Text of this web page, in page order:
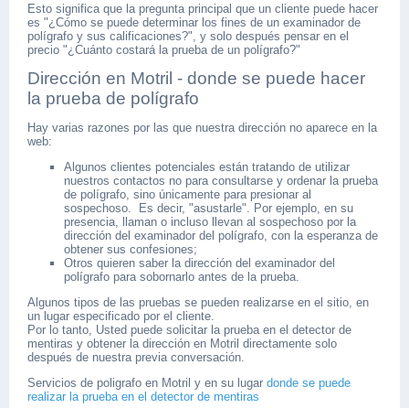
Esto significa que la pregunta principal que un cliente puede hacer
es "¿Cómo se puede determinar los fines de un examinador de
polígrafo y sus calificaciones?", y solo después pensar en el
precio "¿Cuánto costará la prueba de un polígrafo?"
Dirección en Motril - donde se puede hacer
la prueba de polígrafo
Hay varias razones por las que nuestra dirección no aparece en la
web:
Algunos clientes potenciales están tratando de utilizar
nuestros contactos no para consultarse y ordenar la prueba
de polígrafo, sino únicamente para presionar al
sospechoso. Es decir, "asustarle". Por ejemplo, en su
presencia, llaman o incluso llevan al sospechoso por la
dirección del examinador del polígrafo, con la esperanza de
obtener sus confesiones;
Otros quieren saber la dirección del examinador del
polígrafo para sobornarlo antes de la prueba.
Algunos tipos de las pruebas se pueden realizarse en el sitio, en
un lugar especificado por el cliente.
Por lo tanto, Usted puede solicitar la prueba en el detector de
mentiras y obtener la dirección en Motril directamente solo
después de nuestra previa conversación.
Servicios de poligrafo en Motril y en su lugar donde se puede
realizar la prueba en el detector de mentiras